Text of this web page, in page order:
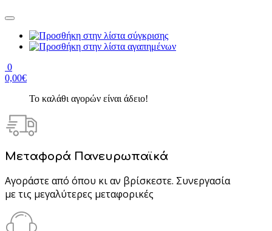
0
0,00€
Το καλάθι αγορών είναι άδειο!
Μεταφορά Πανευρωπαϊκά
Αγοράστε από όπου κι αν βρίσκεστε. Συνεργασία
με τις μεγαλύτερες μεταφορικές